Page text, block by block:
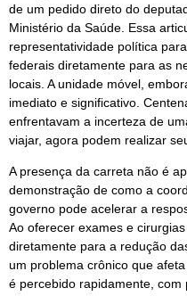
de um pedido direto do
Ministério da Saúde. Essa
representatividade política
federais diretamente para as
locais. A unidade móvel,
imediato e significativo.
enfrentavam a incerteza de
viajar, agora podem realizar
A presença da carreta não é
demonstração de como a
governo pode acelerar a
Ao oferecer exames e
diretamente para a redução
um problema crônico que
é percebido rapidamente,